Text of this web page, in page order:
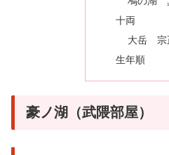
十両
大岳 宗
生年順
豪ノ湖（武隈部屋）